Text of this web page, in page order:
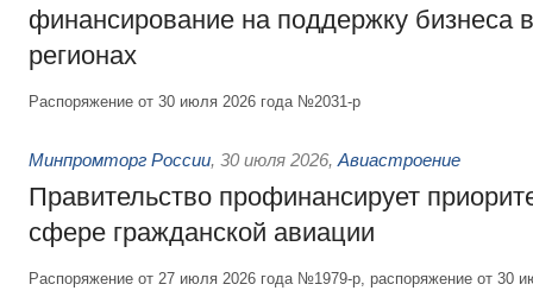
финансирование на поддержку бизнеса
регионах
Распоряжение от 30 июля 2026 года №2031-р
Минпромторг России, 30 июля 2026, Авиастроение
Правительство профинансирует
сфере гражданской авиации
Распоряжение от 27 июля 2026 года №1979-р, распоряжение от 30